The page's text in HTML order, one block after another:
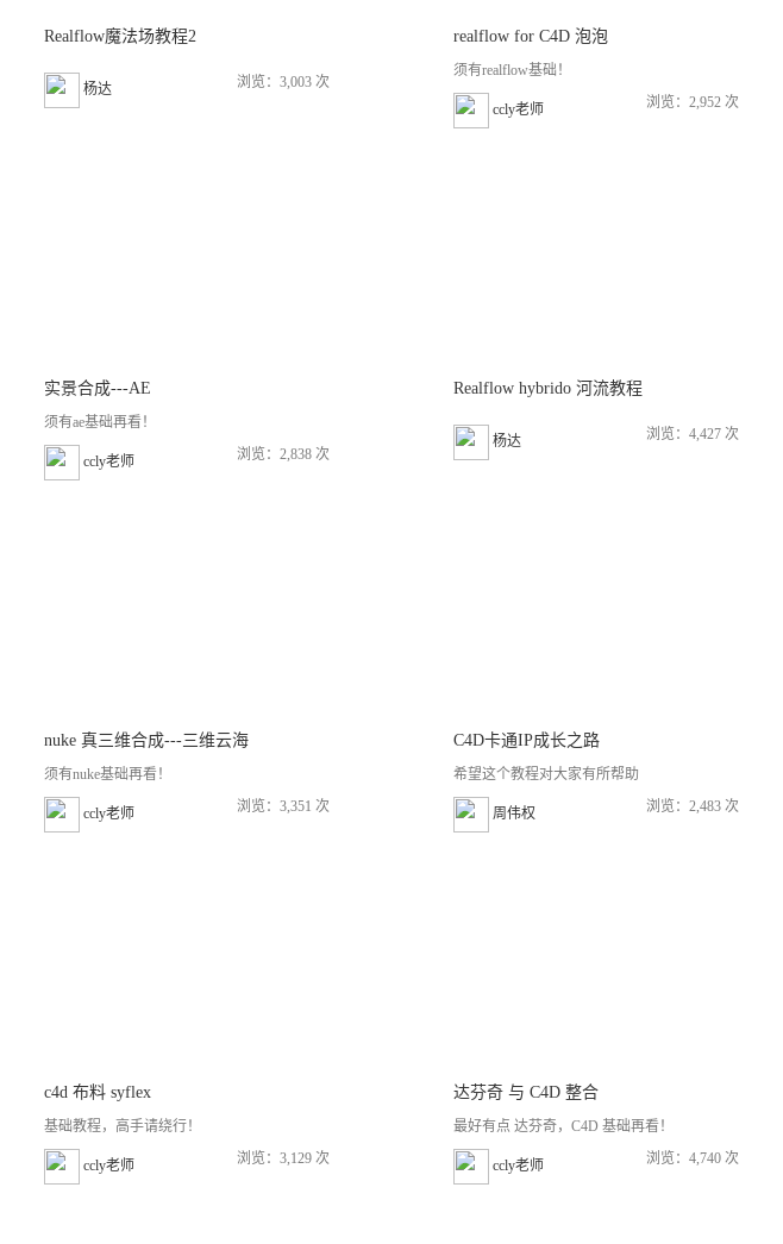
Realflow魔法场教程2
杨达 浏览：3,003 次
realflow for C4D 泡泡
须有realflow基础！
ccly老师 浏览：2,952 次
实景合成---AE
须有ae基础再看！
ccly老师 浏览：2,838 次
Realflow hybrido 河流教程
杨达 浏览：4,427 次
nuke 真三维合成---三维云海
须有nuke基础再看！
ccly老师 浏览：3,351 次
C4D卡通IP成长之路
希望这个教程对大家有所帮助
周伟权 浏览：2,483 次
c4d 布料 syflex
基础教程，高手请绕行！
ccly老师 浏览：3,129 次
达芬奇 与 C4D 整合
最好有点 达芬奇，C4D 基础再看！
ccly老师 浏览：4,740 次